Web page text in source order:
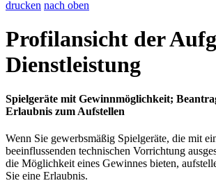
drucken nach oben
Profilansicht der
Dienstleistung
Spielgeräte mit Gewinnmöglichkeit;
Erlaubnis zum Aufstellen
Wenn Sie gewerbsmäßig Spielgeräte, die mit
beeinflussenden technischen Vorrichtung
die Möglichkeit eines Gewinnes bieten,
Sie eine Erlaubnis.